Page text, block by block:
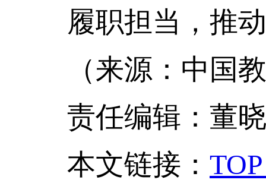
履职担当，推
（来源：中国
责任编辑：董
本文链接 ：